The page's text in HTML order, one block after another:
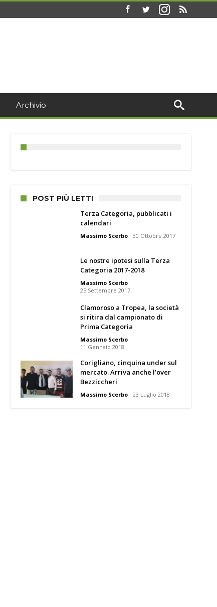
Archivio
POST PIÙ LETTI
Terza Categoria, pubblicati i
calendari
Massimo Scerbo 30 Ottobre 2017
Le nostre ipotesi sulla Terza
Categoria 2017-2018
Massimo Scerbo
25 Settembre 2017
Clamoroso a Tropea, la società
si ritira dal campionato di
Prima Categoria
Massimo Scerbo
11 Gennaio 2018
Corigliano, cinquina under sul
mercato. Arriva anche l’over
Bezziccheri
Massimo Scerbo 23 Luglio 2018